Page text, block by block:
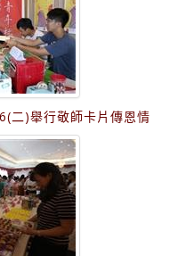
二)舉行敬師卡片傳恩情